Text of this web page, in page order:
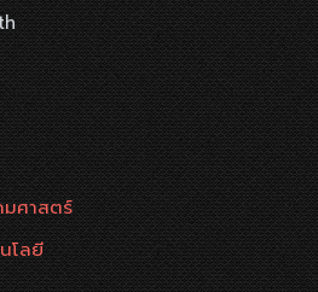
ศาสตร์
โลยี